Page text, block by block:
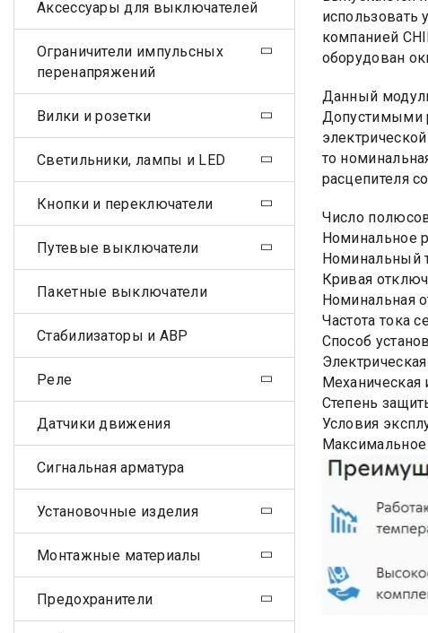
использовать
компанией
оборудован
Данный
Допустимыми
то
расцепителя
Число
Номинальное
Номинальный
Кривая
Номинальная
Частота тока
Способ
Механическая
Степень
Условия
Аксессуары для выключателей
Ограничители импульсных
перенапряжений
Вилки и розетки
Светильники, лампы и LED
Кнопки и переключатели
Путевые выключатели
Пакетные выключатели
Стабилизаторы и АВР
Реле
Датчики движения
Сигнальная арматура
Установочные изделия
Монтажные материалы
Предохранители